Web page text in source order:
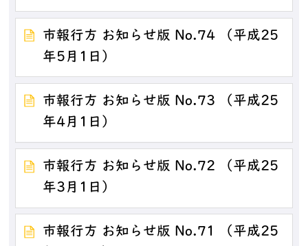
市報行方 お知らせ版 No.74 （平成25
年5月1日）
市報行方 お知らせ版 No.73 （平成25
年4月1日）
市報行方 お知らせ版 No.72 （平成25
年3月1日）
市報行方 お知らせ版 No.71 （平成25